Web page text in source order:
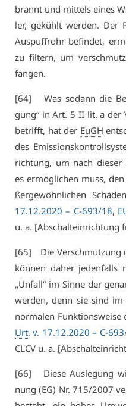
brannt und mit­tels ei­nes
ler, ge­kühlt wer­den. Der
Aus­puff­rohr be­fin­det,
zu fil­tern, um
fan­gen.
[64] Was so­dann die
gung“ in Art. 5 II lit. a der
be­trifft, hat der EuGH
des
rich­tung, um nach die­ser
es er­mög­li­chen muss,
ßer­ge­wöhn­li­chen
17.12.2020 – C-693/18,
u. a. [Ab­schalt­ein­rich­tung
[65] Die Ver­schmut­zung
kön­nen da­her je­den­falls
„Un­fall“ im Sin­ne der
wer­den, denn sie sind
nor­ma­len Funk­ti­ons­wei­se
Urt. v. 17.12.2020 – C-
CLCV u. a.
[66] Die­se Aus­le­gung
nung (EG) Nr. 715/2007